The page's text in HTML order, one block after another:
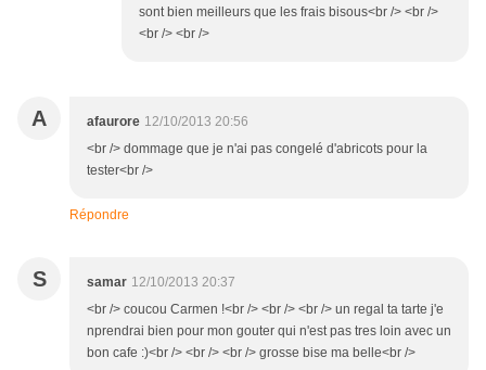
sont bien meilleurs que les frais bisous<br /> <br />
<br /> <br />
A afaurore 12/10/2013 20:56
<br /> dommage que je n'ai pas congelé d'abricots pour la
tester<br />
Répondre
S samar 12/10/2013 20:37
<br /> coucou Carmen !<br /> <br /> <br /> un regal ta tarte j'e
nprendrai bien pour mon gouter qui n'est pas tres loin avec un
bon cafe :)<br /> <br /> <br /> grosse bise ma belle<br />